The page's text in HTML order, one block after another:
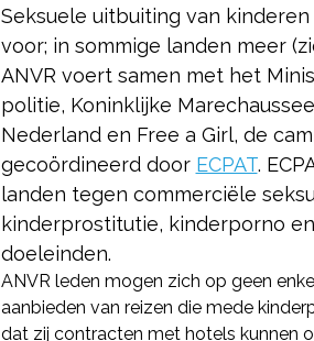
Seksuele uitbuiting van
voor; in sommige landen meer
ANVR voert samen met het
politie, Koninklijke
Nederland en Free a Girl, de
gecoördineerd door ECPAT.
landen tegen commerciële
kinderprostitutie, kinderporno
doeleinden.
ANVR leden mogen zich op geen
aanbieden van reizen die mede
dat zij contracten met hotels kunnen